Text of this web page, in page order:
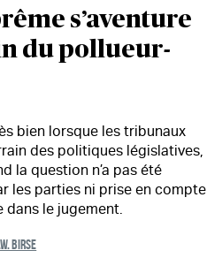
s’aventure
du pollueur-
bien lorsque les tribunaux
des politiques législatives,
la question n’a pas été
les parties ni prise en compte
le jugement.
BIRSE